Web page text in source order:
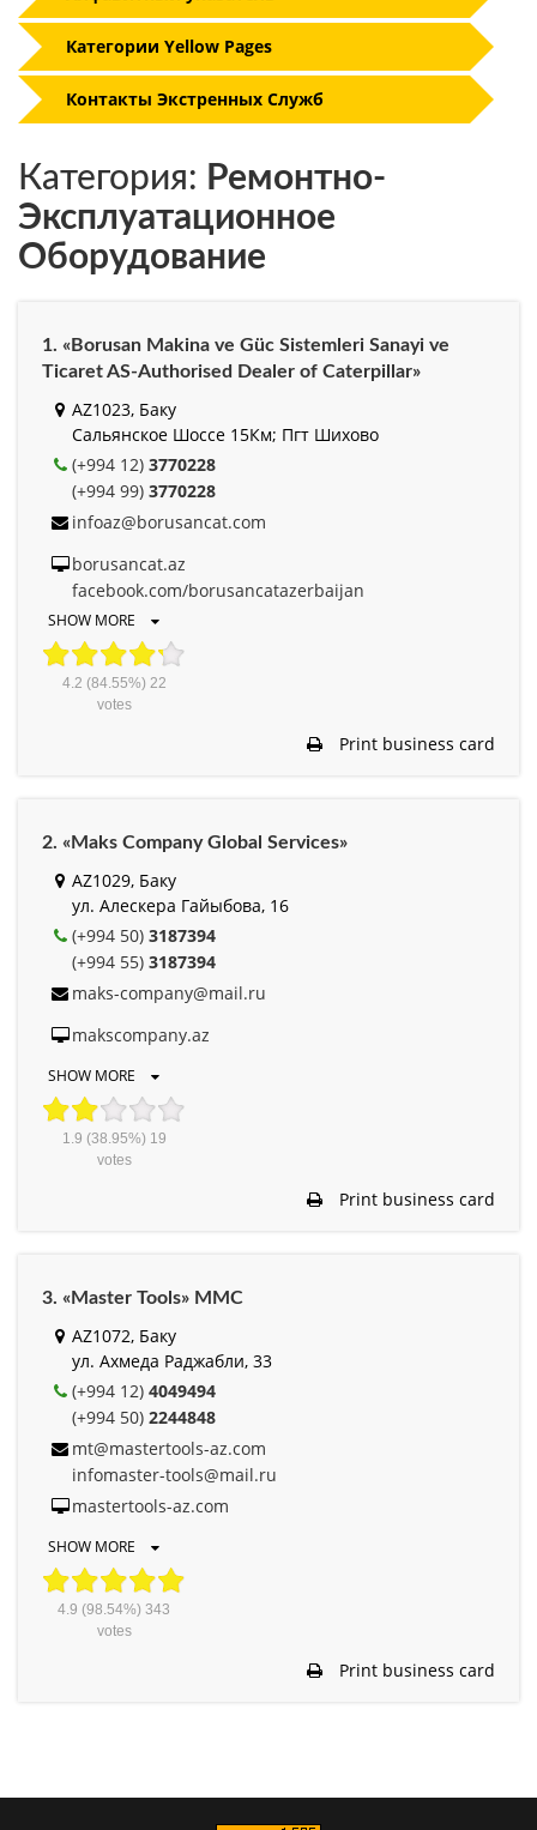
Категория: Ремонтно-
Эксплуатационное
Оборудование
1. «Borusan Makina ve Güc Sistemleri Sanayi ve
Ticaret AS-Authorised Dealer of Caterpillar»
AZ1023, Баку
Сальянское Шоссе 15Км; Пгт Шихово
(+994 12) 3770228
(+994 99) 3770228
infoaz@borusancat.com
borusancat.az
facebook.com/borusancatazerbaijan
SHOW MORE
4.2 (84.55%) 22
votes
Print business card
2. «Maks Company Global Services»
AZ1029, Баку
ул. Алескера Гайыбова, 16
(+994 50) 3187394
(+994 55) 3187394
maks-company@mail.ru
makscompany.az
SHOW MORE
1.9 (38.95%) 19
votes
Print business card
3. «Master Tools» MMC
AZ1072, Баку
ул. Ахмеда Раджабли, 33
(+994 12) 4049494
(+994 50) 2244848
mt@mastertools-az.com
infomaster-tools@mail.ru
mastertools-az.com
SHOW MORE
4.9 (98.54%) 343
votes
Print business card
Категории Yellow Pages
Контакты Экстренных Служб